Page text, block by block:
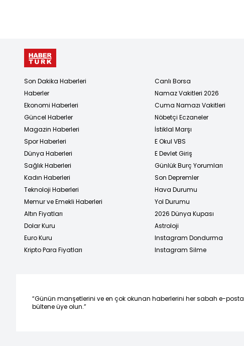
Son Dakika Haberleri
Haberler
Ekonomi Haberleri
Güncel Haberler
Magazin Haberleri
Spor Haberleri
Dünya Haberleri
Sağlık Haberleri
Kadın Haberleri
Teknoloji Haberleri
Memur ve Emekli Haberleri
Altın Fiyatları
Dolar Kuru
Euro Kuru
Kripto Para Fiyatları
Canlı Borsa
Namaz Vakitleri 2026
Cuma Namazı Vakitleri
Nöbetçi Eczaneler
İstiklal Marşı
E Okul VBS
E Devlet Giriş
Günlük Burç Yorumları
Son Depremler
Hava Durumu
Yol Durumu
2026 Dünya Kupası
Astroloji
Instagram Dondurma
Instagram Silme
“Günün manşetlerini ve en çok okunan haberlerini her sabah e-
bültene üye olun.”